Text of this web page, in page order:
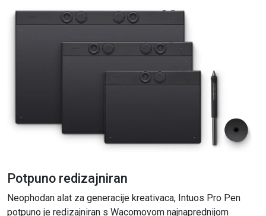
Potpuno redizajniran
Neophodan alat za generacije kreativaca, Intuos Pro Pen
potpuno je redizajniran s Wacomovom najnaprednijom